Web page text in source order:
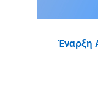
Έναρξη